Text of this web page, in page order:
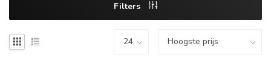
Filters